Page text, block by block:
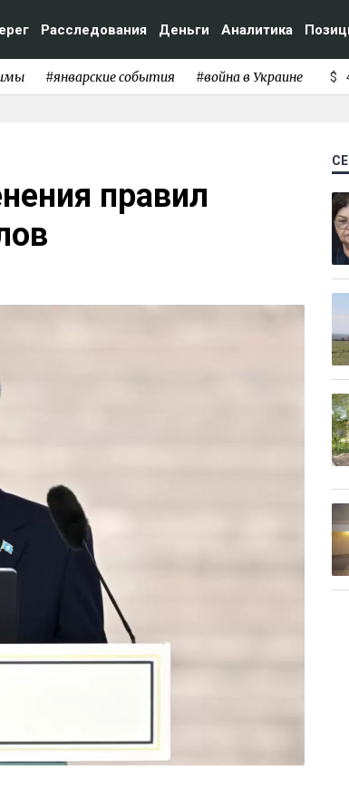
Расследования Деньги Аналитика
#январские события #война в Украине $
правил